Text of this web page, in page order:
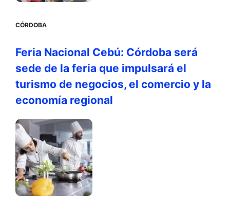
CÓRDOBA
Feria Nacional Cebú: Córdoba será
sede de la feria que impulsará el
turismo de negocios, el comercio y la
economía regional